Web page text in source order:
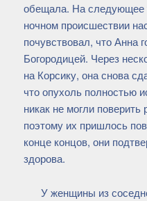
обещала. На следующее
ночном происшествии
почувствовал, что Анна
Богородицей. Через
на Корсику, она снова
что опухоль полностью
никак не могли поверить
поэтому их пришлось
конце концов, они
здорова.
У женщины из